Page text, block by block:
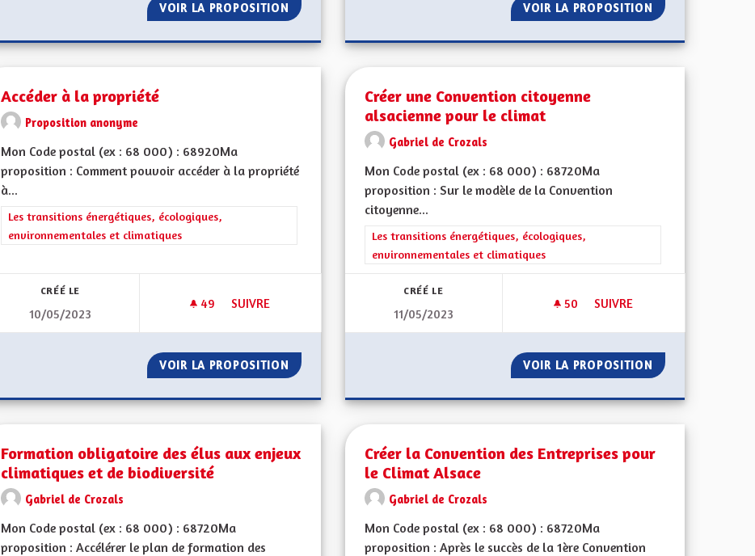
VOIR LA PROPOSITION AUTOPARTAGE À LA CAMPAGNE VOIR LA PROPOSITION PANNEAUX
Accéder à la propriété
Proposition anonyme
Mon Code postal (ex : 68 000) : 68920Ma
proposition : Comment pouvoir accéder à la propriété
à...
Filtrer les résultats de la catégorie : Les transitions énergétiques, écologiques, environnementales et climatiques
Les transitions énergétiques, écologiques,
environnementales et climatiques
CRÉÉ LE
10/05/2023
49 49 ABONNÉS
SUIVRE
VOIR LA PROPOSITION ACCÉDER À LA PROPRIÉTÉ
Créer une Convention citoyenne
alsacienne pour le climat
Gabriel de Crozals
Mon Code postal (ex : 68 000) : 68720Ma
proposition : Sur le modèle de la Convention
citoyenne...
Filtrer les résultats de la catégorie : Les transitions énergétiques,
Les transitions énergétiques, écologiques,
environnementales et climatiques
CRÉÉ LE
11/05/2023
50 50 ABONNÉS
SUIVRE
VOIR LA PROPOSITION CRÉER UNE
Formation obligatoire des élus aux enjeux
climatiques et de biodiversité
Gabriel de Crozals
Mon Code postal (ex : 68 000) : 68720Ma
proposition : Accélérer le plan de formation des
Créer la Convention des Entreprises pour
le Climat Alsace
Gabriel de Crozals
Mon Code postal (ex : 68 000) : 68720Ma
proposition : Après le succès de la 1ère Convention